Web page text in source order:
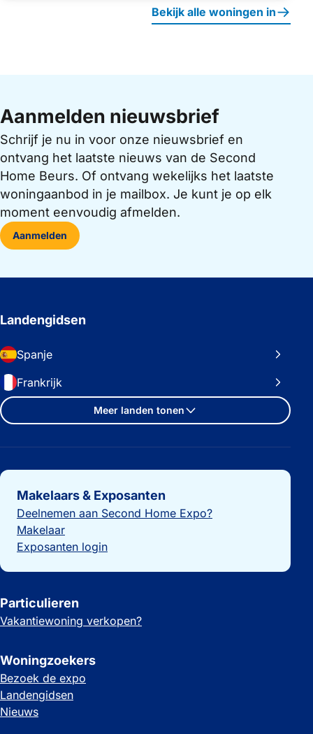
Bekijk alle woningen in
Aanmelden nieuwsbrief
Schrijf je nu in voor onze nieuwsbrief en
ontvang het laatste nieuws van de Second
Home Beurs. Of ontvang wekelijks het laatste
woningaanbod in je mailbox. Je kunt je op elk
moment eenvoudig afmelden.
Aanmelden
Landengidsen
Spanje
Frankrijk
Meer landen tonen
Belangrijke links
Makelaars & Exposanten
Deelnemen aan Second Home Expo?
Makelaar
Exposanten login
Particulieren
Vakantiewoning verkopen?
Woningzoekers
Bezoek de expo
Landengidsen
Nieuws